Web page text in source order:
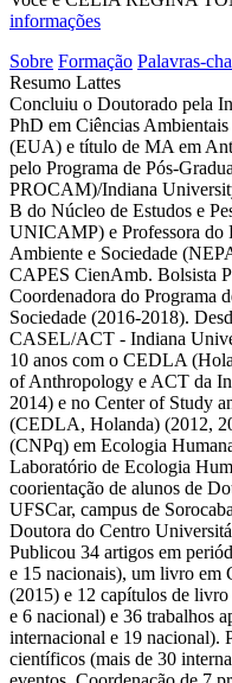
informações
Sobre Formação Palavras-
Resumo Lattes
Concluiu o Doutorado pela
PhD em Ciências
(EUA) e título de MA em
pelo Programa de Pós-
PROCAM)/Indiana
B do Núcleo de Estudos e
UNICAMP) e Professora do
Ambiente e Sociedade
CAPES CienAmb. Bolsista
Coordenadora do Programa
Sociedade (2016-2018).
CASEL/ACT - Indiana
10 anos com o CEDLA
of Anthropology e ACT da
2014) e no Center of Study
(CEDLA, Holanda) (2012,
(CNPq) em Ecologia
Laboratório de Ecologia
coorientação de alunos de
UFSCar, campus de
Doutora do Centro
Publicou 34 artigos em
e 15 nacionais), um livro em
(2015) e 12 capítulos de
e 6 nacional) e 36 trabalhos
internacional e 19 nacional).
científicos (mais de 30